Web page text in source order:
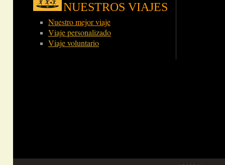
NUESTROS VIAJES
Nuestro mejor viaje
Viaje personalizado
Viaje voluntario